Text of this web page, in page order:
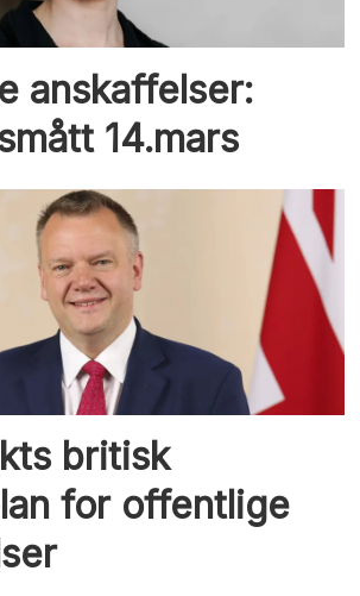
anskaffelser:
14.mars
britisk
for offentlige